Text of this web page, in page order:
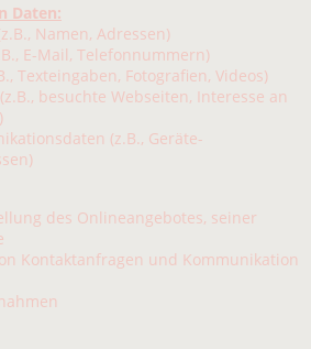
Daten:
Namen, Adressen)
Mail, Telefonnummern)
Fotografien, Videos)
besuchte Webseiten, Interesse an
(z.B., Geräte-
des Onlineangebotes, seiner
und Kommunikation